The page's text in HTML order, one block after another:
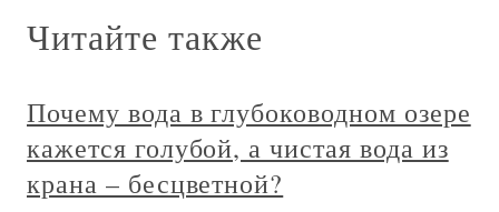
Читайте также
Почему вода в глубоководном озере
кажется голубой, а чистая вода из
крана – бесцветной?